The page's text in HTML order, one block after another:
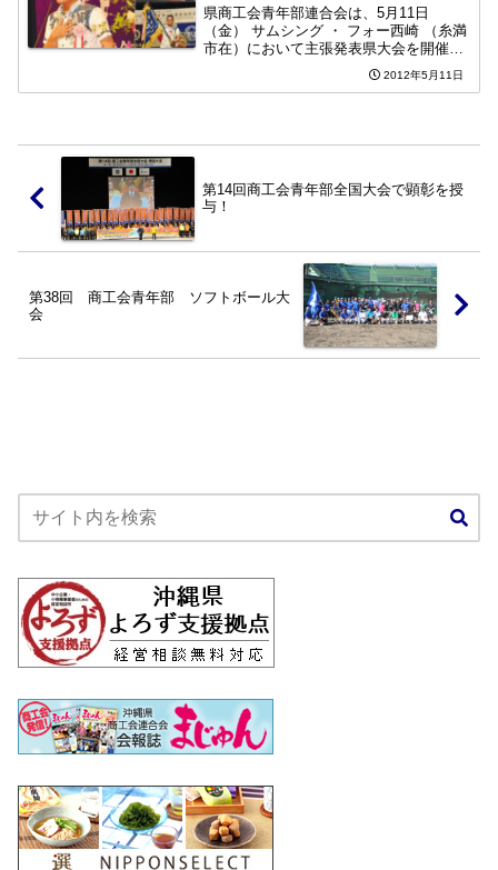
県商工会青年部連合会は、5月11日
（金） サムシング ・ フォー西崎 （糸満
市在）において主張発表県大会を開催し
た。本大会は、県内の商工会青年部の代
表が一堂に会し、青年部活動を通じて得
2012年5月11日
第14回商工会青年部全国大会で顕彰を授
与！
第38回 商工会青年部 ソフトボール大
会